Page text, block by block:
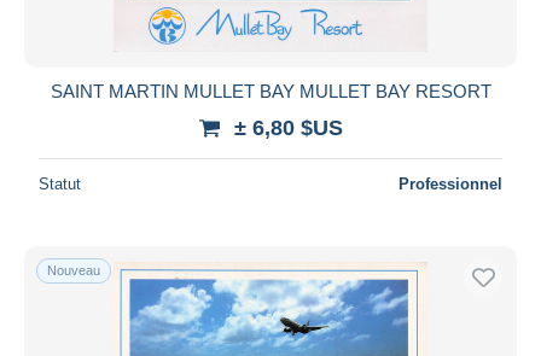
SAINT MARTIN MULLET BAY MULLET BAY RESORT
± 6,80 $US
Statut Professionnel
Nouveau